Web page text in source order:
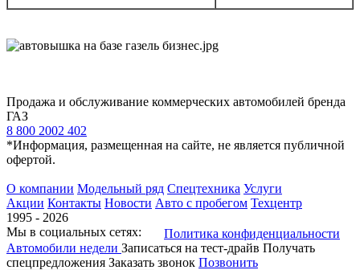
Продажа и обслуживание коммерческих автомобилей бренда
ГАЗ
8 800 2002 402
*Информация, размещенная на сайте, не является публичной
офертой.
О компании Модельный ряд Спецтехника Услуги
Акции Контакты Новости Авто с пробегом Техцентр
1995 - 2026
Мы в социальных сетях:
Политика конфиденциальности
Автомобили недели Записаться на тест-драйв Получать
спецпредложения Заказать звонок Позвонить